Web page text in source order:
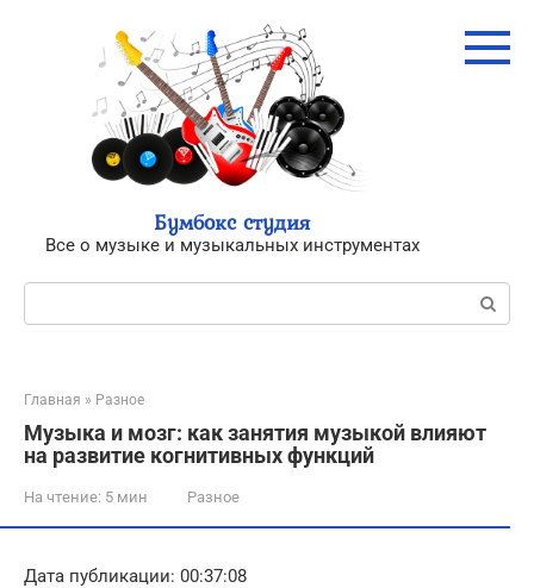
Бумбокс студия
Все о музыке и музыкальных инструментах
Поиск:
Главная » Разное
Музыка и мозг: как занятия музыкой влияют
на развитие когнитивных функций
На чтение: 5 мин Разное
Дата публикации: 00:37:08